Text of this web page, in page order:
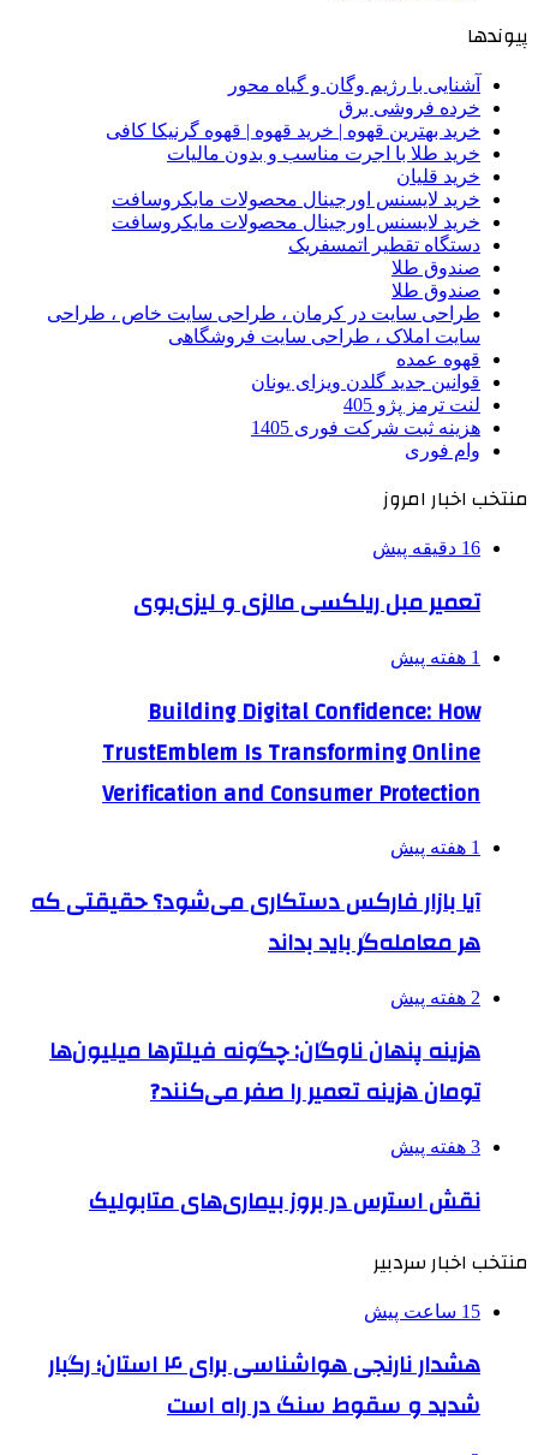
پیوندها
آشنایی با رژیم وگان و گیاه محور
خرده فروشی برق
خرید بهترین قهوه | خرید قهوه | قهوه گرنیکا کافی
خرید طلا با اجرت مناسب و بدون مالیات
خرید قلیان
خرید لایسنس اورجینال محصولات مایکروسافت
خرید لایسنس اورجینال محصولات مایکروسافت
دستگاه تقطیر اتمسفریک
صندوق طلا
صندوق طلا
طراحی سایت در کرمان ، طراحی سایت خاص ، طراحی
سایت املاک ، طراحی سایت فروشگاهی
قهوه عمده
قوانین جدید گلدن ویزای یونان
لنت ترمز پژو 405
هزینه ثبت شرکت فوری 1405
وام فوری
منتخب اخبار امروز
16 دقیقه پیش
تعمیر مبل ریلکسی مالزی و لیزی‌بوی
1 هفته پیش
Building Digital Confidence: How
TrustEmblem Is Transforming Online
Verification and Consumer Protection
1 هفته پیش
آیا بازار فارکس دستکاری می‌شود؟ حقیقتی که
هر معامله‌گر باید بداند
2 هفته پیش
هزینه پنهان ناوگان: چگونه فیلترها میلیون‌ها
تومان هزینه تعمیر را صفر می‌کنند?
3 هفته پیش
نقش استرس در بروز بیماری‌های متابولیک
منتخب اخبار سردبیر
15 ساعت پیش
هشدار نارنجی هواشناسی برای ۴ استان؛ رگبار
شدید و سقوط سنگ در راه است